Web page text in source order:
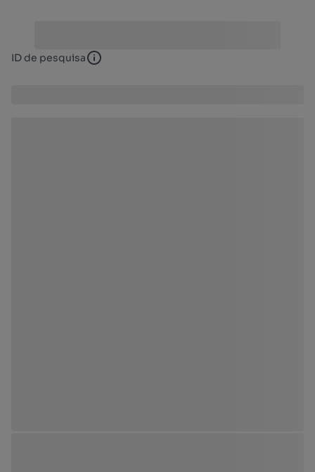
ID de pesquisa ID de pesquisa